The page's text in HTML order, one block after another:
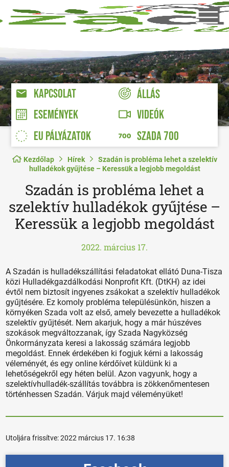
KAPCSOLAT
ÁLLÁS
ESEMÉNYEK
VIDEÓK
EU PÁLYÁZATOK
SZADA 700
Kezdőlap Hírek
Szadán is probléma lehet a szelektív
hulladékok gyűjtése – Keressük a legjobb megoldást
Szadán is probléma lehet a
szelektív hulladékok gyűjtése –
Keressük a legjobb megoldást
2022. március 17.
A Szadán is hulladékszállítási feladatokat ellátó Duna-Tisza
közi Hulladékgazdálkodási Nonprofit Kft. (DtKH) az idei
évtől nem biztosít ingyenes zsákokat a szelektív hulladékok
gyűjtésére. Ez komoly probléma településünkön, hiszen a
környéken Szada volt az első, amely bevezette a hulladékok
szelektív gyűjtését. Nem akarjuk, hogy a már húszéves
szokások megváltozzanak, így Szada Nagyközség
Önkormányzata keresi a lakosság számára legjobb
megoldást. Ennek érdekében ki fogjuk kérni a lakosság
véleményét, és egy online kérdőívet küldünk ki a
lehetőségekről egy héten belül. Azon vagyunk, hogy a
szelektívhulladék-szállítás továbbra is zökkenőmentesen
történhessen Szadán. Várjuk majd véleményüket!
Utoljára frissítve:2022 március 17. 16:38